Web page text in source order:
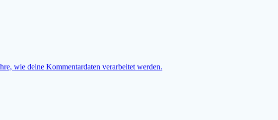
wie deine Kommentardaten verarbeitet werden.